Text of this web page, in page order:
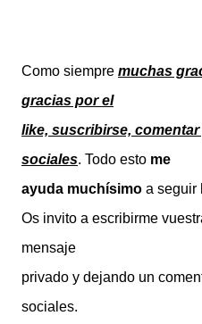
Como siempre muchas
gracias por el
like, suscribirse,
sociales. Todo esto me
ayuda muchísimo a seguir
Os invito a escribirme
mensaje
privado y dejando un
sociales.